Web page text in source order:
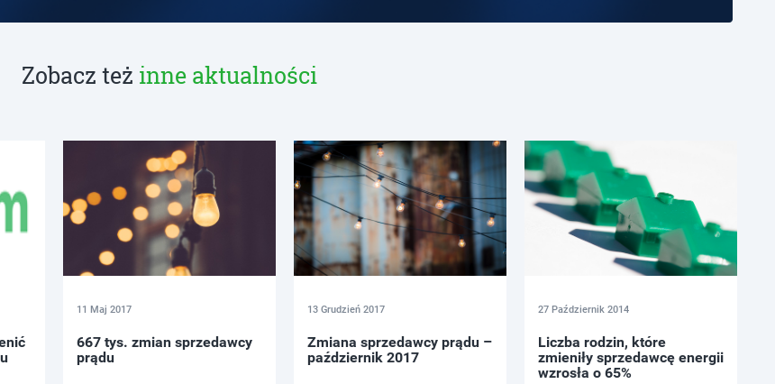
Zobacz też inne aktualności
11 Maj 2017
667 tys. zmian sprzedawcy
prądu
13 Grudzień 2017
Zmiana sprzedawcy prądu –
październik 2017
27 Październik 2014
Liczba rodzin, które
zmieniły sprzedawcę energii
wzrosła o 65%